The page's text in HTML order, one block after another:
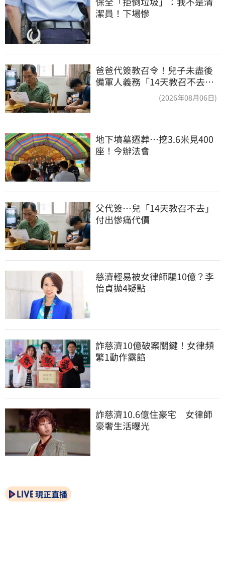
潔員！下場慘
爸爸代簽教召令！兒子未盡後
備軍人義務「14天教召不去」
(2026年08月06日)
地下墳墓遷葬…挖3.6米見400
座！今辦法會
父代簽…兒「14天教召不去」
付出慘痛代價
慈濟輕易被女律師騙10億？李
怡貞拋4疑點
詐慈濟10億破案關鍵！女律頻
繁1動作露餡
詐慈濟10.6億住豪宅　女律師
豪奢生活曝光
現正直播